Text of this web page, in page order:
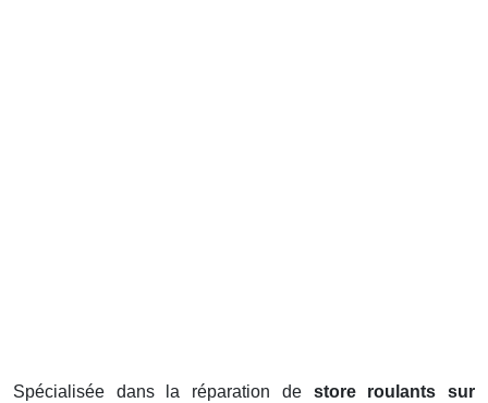
Spécialisée dans la réparation de store roulants sur